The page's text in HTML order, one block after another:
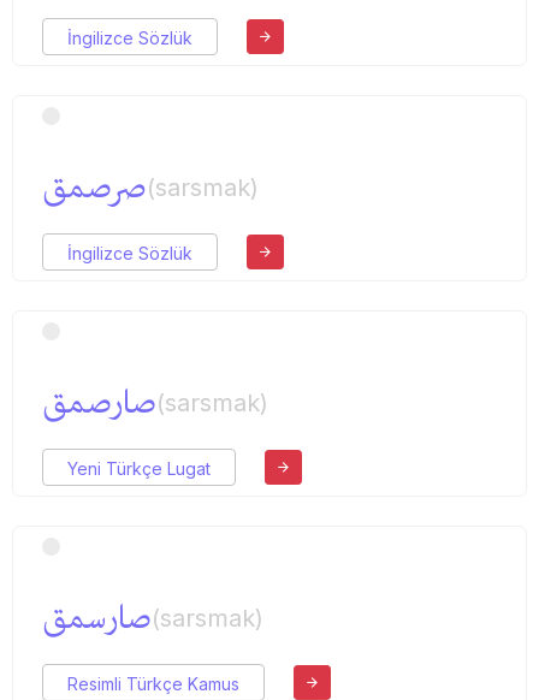
İngilizce Sözlük
صرصمق(sarsmak)
İngilizce Sözlük
صارصمق(sarsmak)
Yeni Türkçe Lugat
صارسمق(sarsmak)
Resimli Türkçe Kamus